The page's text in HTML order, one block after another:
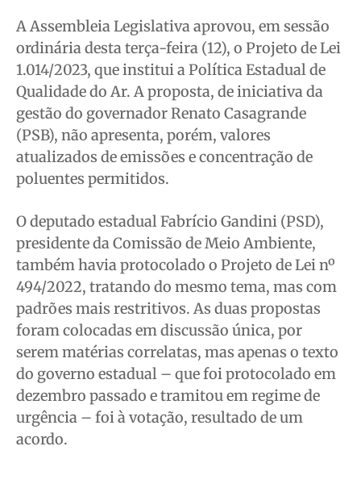
Saúde
Cidades
Direitos
Economia
Cultura
Colunas
Caetano Roque
Gustavo Bastos
Jr Mignone (in memorian)
Wanda Sily
Publicidade Legal
Anuncie
Quem Somos
Expediente
Contato
Saúde
Cidades
Direitos
Economia
Cultura
Colunas
Caetano Roque
Gustavo Bastos
Jr Mignone (in memorian)
Wanda Sily
Publicidade Legal
Anuncie
Quem Somos
Expediente
Contato
Saúde
Cidades
Direitos
Economia
Cultura
Colunas
Caetano Roque
Gustavo Bastos
Jr Mignone (in memorian)
Wanda Sily
Publicidade Legal
Anuncie
Quem Somos
Expediente
Contato
Saúde
Cidades
Direitos
Economia
Cultura
Colunas
Caetano Roque
Gustavo Bastos
Jr Mignone (in memorian)
Wanda Sily
Publicidade Legal
Anuncie
Quem Somos
Expediente
Contato
A Assembleia Legislativa aprovou, em sessão
ordinária desta terça-feira (12), o Projeto de Lei
1.014/2023, que institui a Política Estadual de
Qualidade do Ar. A proposta, de iniciativa da
gestão do governador Renato Casagrande
(PSB), não apresenta, porém, valores
atualizados de emissões e concentração de
poluentes permitidos.
O deputado estadual Fabrício Gandini (PSD),
presidente da Comissão de Meio Ambiente,
também havia protocolado o Projeto de Lei nº
494/2022, tratando do mesmo tema, mas com
padrões mais restritivos. As duas propostas
foram colocadas em discussão única, por
serem matérias correlatas, mas apenas o texto
do governo estadual – que foi protocolado em
dezembro passado e tramitou em regime de
urgência – foi à votação, resultado de um
acordo.